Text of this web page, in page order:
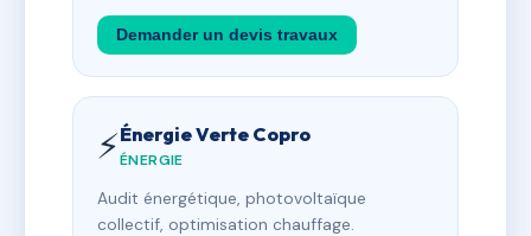
Demander un devis travaux
⚡Énergie Verte Copro
ÉNERGIE
Audit énergétique, photovoltaïque
collectif, optimisation chauffage.